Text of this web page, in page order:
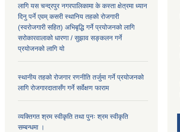
लागि यस चन्द्रपुर नगरपालिकामा के कस्ता क्षेत्रमा ध्यान
दिनु पर्ने एवम् कसरी स्थानिय तहको रोजगारी
(स्वरोजगारी सहित) अभिबृद्धि गर्ने प्रयोजनको लागि
सरोकारवालाको धारणा / सुझाव सङ्कलन गर्ने
प्रयोजनको लागि यो
स्थानीय तहको रोजगार रणनीति तर्जुमा गर्ने प्रयोजनको
लागि रोजगारदातासँग गर्ने सर्वेक्षण फाराम
व्यक्तिगत श्रम स्वीकृति तथा पुनः श्रम स्वीकृति
सम्बन्धमा ।